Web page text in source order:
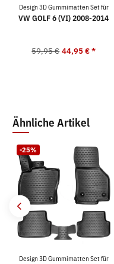
Design 3D Gummimatten Set für
VW GOLF 6 (VI) 2008-2014
59,95 € 44,95 €*
Ähnliche Artikel
-25%
Design 3D Gummimatten Set für